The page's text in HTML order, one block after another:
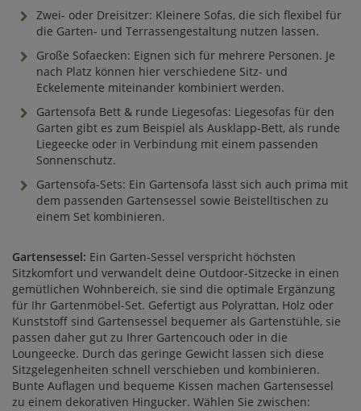
Zwei- oder Dreisitzer: Kleinere Sofas, die sich flexibel für
die Garten- und Terrassengestaltung nutzen lassen.
Große Sofaecken: Eignen sich für mehrere Personen. Je
nach Platz können hier verschiedene Sitz- und
Eckelemente miteinander kombiniert werden.
Gartensofa Bett & runde Liegesofas: Liegesofas für den
Garten gibt es zum Beispiel als Ausklapp-Bett, als runde
Liegeecke oder in Verbindung mit einem passenden
Sonnenschutz.
Gartensofa-Sets: Ein Gartensofa lässt sich auch prima mit
dem passenden Gartensessel sowie Beistelltischen zu
einem Set kombinieren.
Gartensessel: Ein Garten-Sessel verspricht höchsten
Sitzkomfort und verwandelt deine Outdoor-Sitzecke in einen
gemütlichen Wohnbereich, sie sind die optimale Ergänzung
für Ihr Gartenmöbel-Set. Gefertigt aus Polyrattan, Holz oder
Kunststoff sind Gartensessel bequemer als Gartenstühle, sie
passen daher gut zu Ihrer Gartencouch oder in die
Loungeecke. Durch das geringe Gewicht lassen sich diese
Sitzgelegenheiten schnell verschieben und kombinieren.
Bunte Auflagen und bequeme Kissen machen Gartensessel
zu einem dekorativen Hingucker. Wählen Sie zwischen: